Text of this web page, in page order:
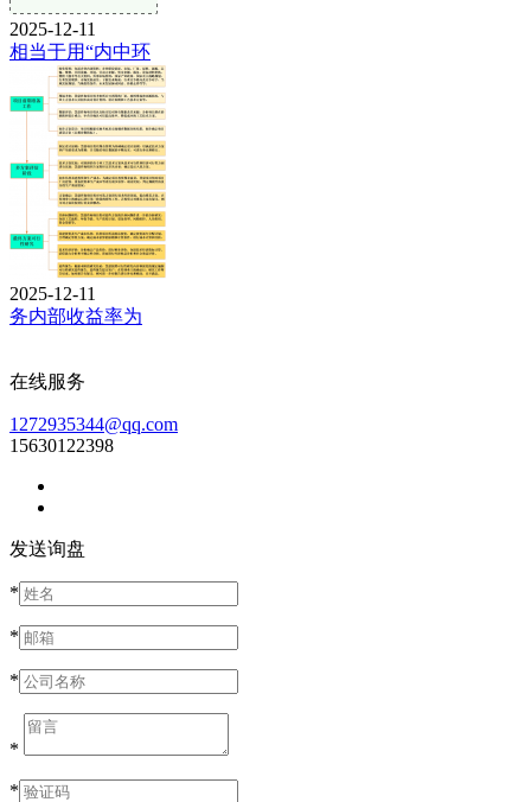
2025-12-11
相当于用“内中环
2025-12-11
务内部收益率为
在线服务
1272935344@qq.com
15630122398
发送询盘
*
*
*
*
*